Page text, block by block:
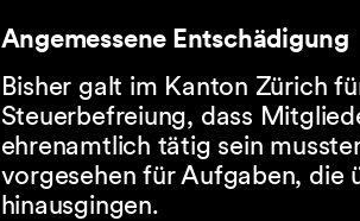
Angemessene Entschädigung
Bisher galt im Kanton Zürich
Steuerbefreiung, dass
ehrenamtlich tätig sein
vorgesehen für Aufgaben, die
hinausgingen.